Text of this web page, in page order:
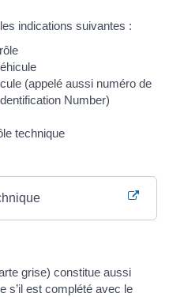
indications suivantes :
(appelé aussi numéro de
Number)
technique
grise) constitue aussi
s’il est complété avec le